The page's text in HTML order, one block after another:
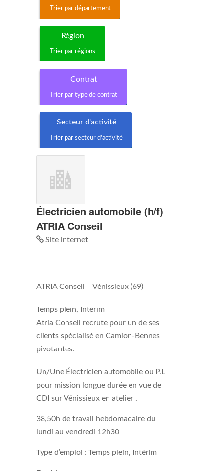
Trier par département
Région
Trier par régions
Contrat
Trier par type de contrat
Secteur d'activité
Trier par secteur d'activité
Électricien automobile (h/f)
ATRIA Conseil
Site internet
ATRIA Conseil – Vénissieux (69)
Temps plein, Intérim
Atria Conseil recrute pour un de ses
clients spécialisé en Camion-Bennes
pivotantes:
Un/Une Électricien automobile ou P.L
pour mission longue durée en vue de
CDI sur Vénissieux en atelier .
38,50h de travail hebdomadaire du
lundi au vendredi 12h30
Type d’emploi : Temps plein, Intérim